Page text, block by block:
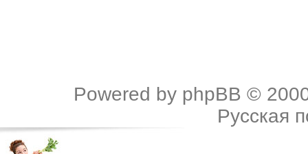
Powered by phpBB ©
Русская